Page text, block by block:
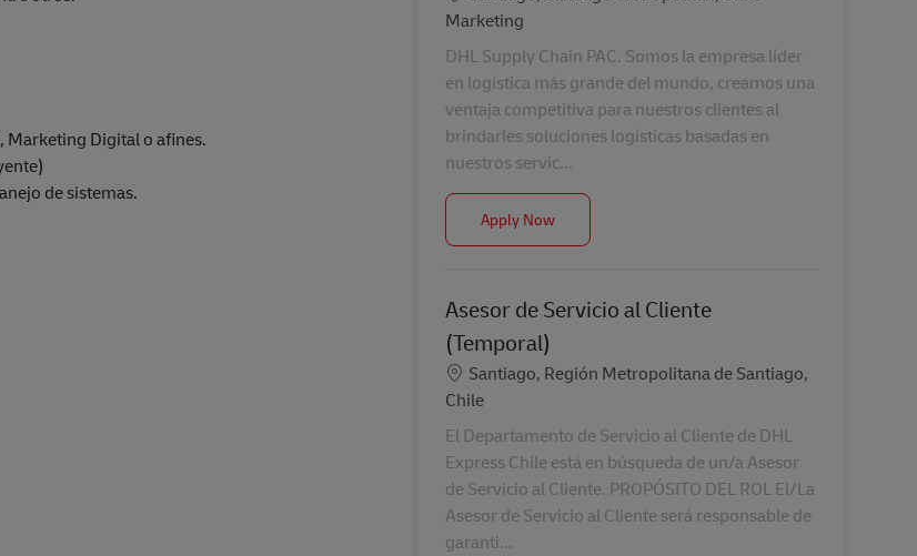
Marketing Digital o afines.
de sistemas.
Category
Marketing
DHL Supply Chain PAC. Somos la empresa líder
en logística más grande del mundo, creamos una
ventaja competitiva para nuestros clientes al
brindarles soluciones logísticas basadas en
nuestros servic...
Apply NowGerente de Marketing Perú, Argentina & Chile.
Asesor de Servicio al Cliente
(Temporal)
Location
Santiago, Región Metropolitana de Santiago,
Chile
El Departamento de Servicio al Cliente de DHL
Express Chile está en búsqueda de un/a Asesor
de Servicio al Cliente. PROPÓSITO DEL ROL El/La
Asesor de Servicio al Cliente será responsable de
garanti...